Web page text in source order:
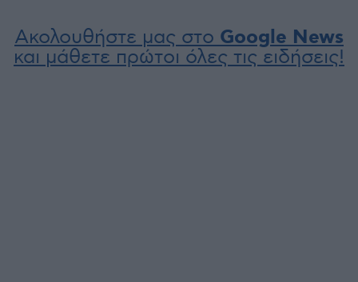
Ακολουθήστε μας στο Google News
και μάθετε πρώτοι όλες τις ειδήσεις!